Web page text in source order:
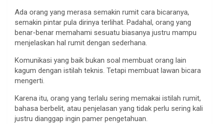
Ada orang yang merasa semakin rumit cara bicaranya,
semakin pintar pula dirinya terlihat. Padahal, orang yang
benar-benar memahami sesuatu biasanya justru mampu
menjelaskan hal rumit dengan sederhana.
Komunikasi yang baik bukan soal membuat orang lain
kagum dengan istilah teknis. Tetapi membuat lawan bicara
mengerti.
Karena itu, orang yang terlalu sering memakai istilah rumit,
bahasa berbelit, atau penjelasan yang tidak perlu sering kali
justru dianggap ingin pamer pengetahuan.